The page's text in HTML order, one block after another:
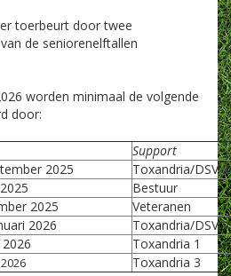
toerbeurt door twee
de seniorenelftallen
worden minimaal de volgende
door:
Support
2025
Toxandria/DSV 2
Bestuur
2025
Veteranen
2026
Toxandria/DSV
Toxandria 1
Toxandria 3